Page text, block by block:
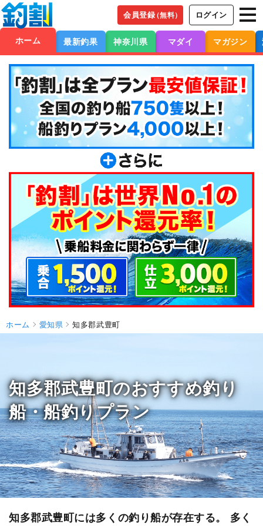
会員登録（無料） ログイン
ホーム 最新釣果 神奈川県 マダイ マガジン
ホーム 愛知県 知多郡武豊町
知多郡武豊町のおすすめ釣り
船・船釣りプラン
知多郡武豊町には多くの釣り船が存在する。 多く